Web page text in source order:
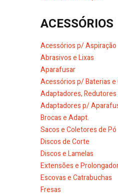
ACESSÓRIOS
Acessórios p/ Aspiração
Abrasivos e Lixas
Aparafusar
Acessórios p/ Baterias e
Adaptadores,
Adaptadores p/
Brocas e Adapt.
Sacos e Coletores de Pó
Discos de Corte
Discos e Lamelas
Extensões e
Escovas e Catrabuchas
Fresas